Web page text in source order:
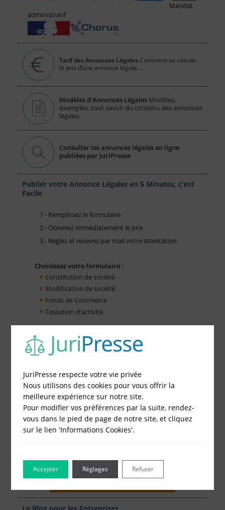
Mandat
administratif
Tarif des Annonces Légales Comment se calcule
le prix d’une annonce légale...
Modèles d'Annonces Légales Modèles,
exemples, tout savoir du contenu des annonces
légales
Consulter les annonces légales en ligne
publiées par JuriPresse
Publier votre Annonce Légales en 5 Minutes, c'est
Facile
1 - Remplissez le formulaire
2 - Obtenez immédiatement le prix
3 - Réglez et recevez par mail votre attestation
Choisissez votre formulaire :
Constitution de société
Modification de société
Fonds de Commerce
Cessation d'activité
Le Blog pour les Entreprises
JuriPresse respecte votre vie privée
Nous utilisons des cookies pour vous offrir la
meilleure expérience sur notre site.
Pour modifier vos préférences par la suite, rendez-
vous dans le pied de page de notre site, et cliquez
sur le lien 'Informations Cookies'.
Accepter Refuser
Réglages